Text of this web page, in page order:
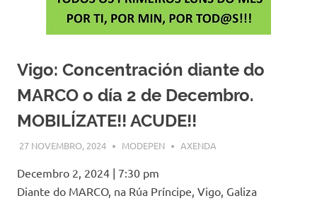
Vigo: Concentración diante do
MARCO o día 2 de Decembro.
MOBILÍZATE!! ACUDE!!
27 NOVEMBRO, 2024 MODEPEN AXENDA
Decembro 2, 2024 | 7:30 pm
Diante do MARCO, na Rúa Príncipe, Vigo, Galiza